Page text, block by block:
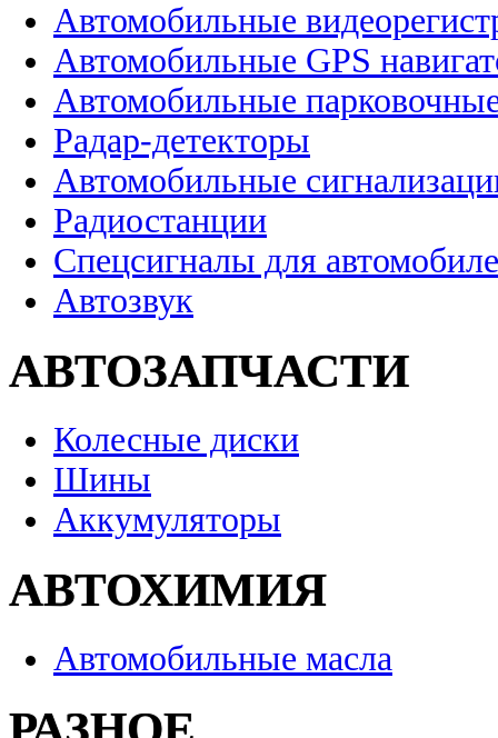
Автомобильные
Автомобильные GPS
Автомобильные
Радар-детекторы
Автомобильные
Радиостанции
Спецсигналы для
Автозвук
АВТОЗАПЧАСТИ
Колесные диски
Шины
Аккумуляторы
АВТОХИМИЯ
Автомобильные масла